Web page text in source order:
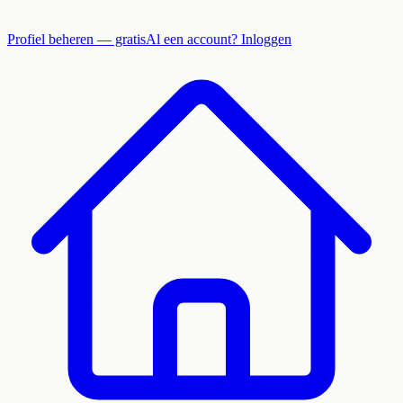
Profiel beheren — gratisAl een account? Inloggen